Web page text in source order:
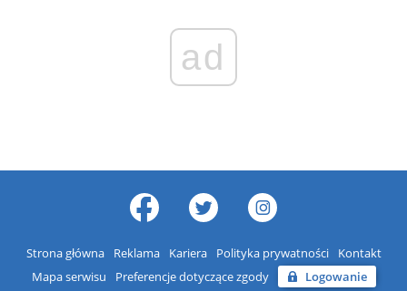
ad
Strona główna Reklama Kariera Polityka prywatności
Kontakt
Mapa serwisu
Preferencje dotyczące zgody Logowanie